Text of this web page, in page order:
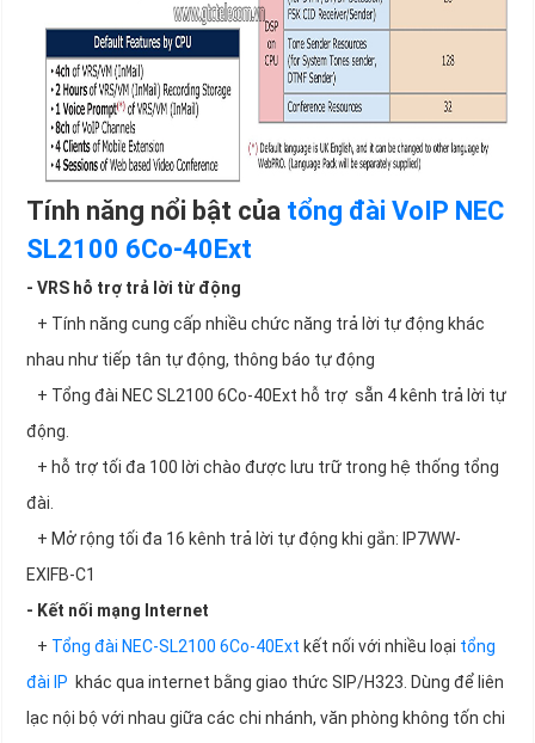
Tính năng nổi bật của tổng đài VoIP NEC
SL2100 6Co-40Ext
- VRS hỗ trợ trả lời từ động
+ Tính năng cung cấp nhiều chức năng trả lời tự động khác
nhau như tiếp tân tự động, thông báo tự động
+ Tổng đài NEC SL2100 6Co-40Ext hỗ trợ sẵn 4 kênh trả lời tự
động.
+ hỗ trợ tối đa 100 lời chào được lưu trữ trong hệ thống tổng
đài.
+ Mở rộng tối đa 16 kênh trả lời tự động khi gắn: IP7WW-
EXIFB-C1
- Kết nối mạng Internet
+ Tổng đài NEC-SL2100 6Co-40Ext kết nối với nhiều loại tổng
đài IP khác qua internet bằng giao thức SIP/H323. Dùng để liên
lạc nội bộ với nhau giữa các chi nhánh, văn phòng không tốn chi